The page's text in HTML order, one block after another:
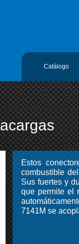
1 Catálogo
Estos
combustible
Sus fuertes y
que permite el
7141M se